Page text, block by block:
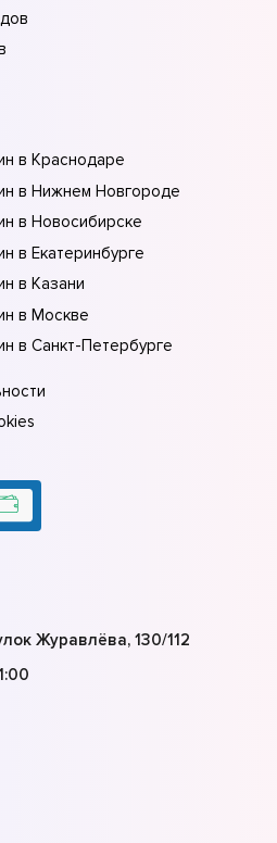
в Краснодаре
в Нижнем Новгороде
в Новосибирске
в Екатеринбурге
в Казани
в Москве
в Санкт-Петербурге
Журавлёва, 130/112